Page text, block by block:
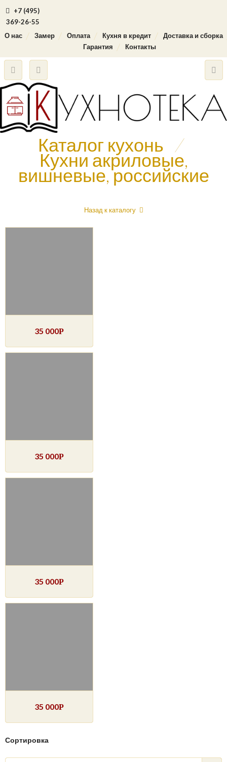
+7 (495)
369-26-55
О нас
Замер Оплата Кухня в кредит
Доставка и сборка
Гарантия
Контакты
Каталог кухонь /
Кухни акриловые,
вишневые, российские
Назад к каталогу
35 000Р
35 000Р
35 000Р
35 000Р
Сортировка